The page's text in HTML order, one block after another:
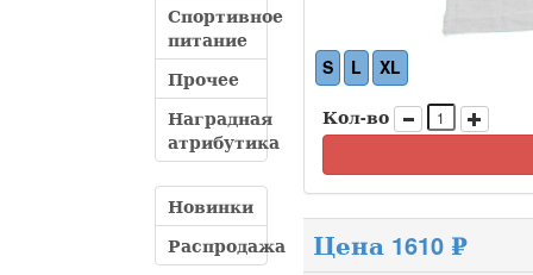
Спортивное
питание
Прочее
Наградная
атрибутика
Новинки
Распродажа
S L XL
Кол-во
Цена 1610 ₽